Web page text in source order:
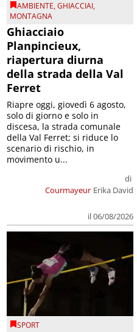
AMBIENTE,GHIACCIAI,
MONTAGNA
Ghiacciaio
Planpincieux,
riapertura diurna
della strada della Val
Ferret
Courmayeur
di
Erika David
il 06/08/2026
Riapre oggi, giovedì 6 agosto,
solo di giorno e solo in
discesa, la strada comunale
della Val Ferret; si riduce lo
scenario di rischio, in
movimento u...
SPORT